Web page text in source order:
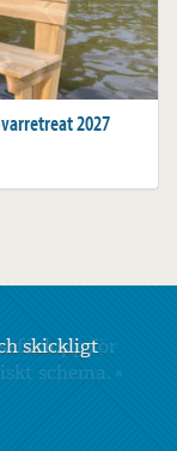
2027
skickligt